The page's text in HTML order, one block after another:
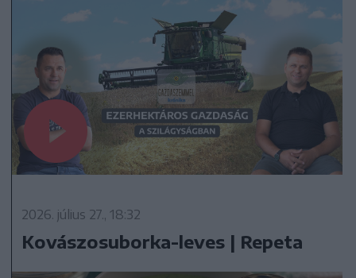
2026. július 27., 18:32
Kovászosuborka-leves | Repeta